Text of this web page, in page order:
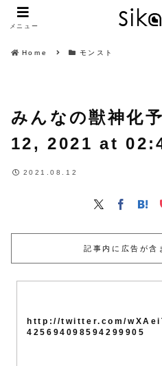
Home モンスト
みんなの獣神化
12, 2021 at
2021.08.12
記事内に広告が含
http://twitter.com/
425694098594299905
メニュー